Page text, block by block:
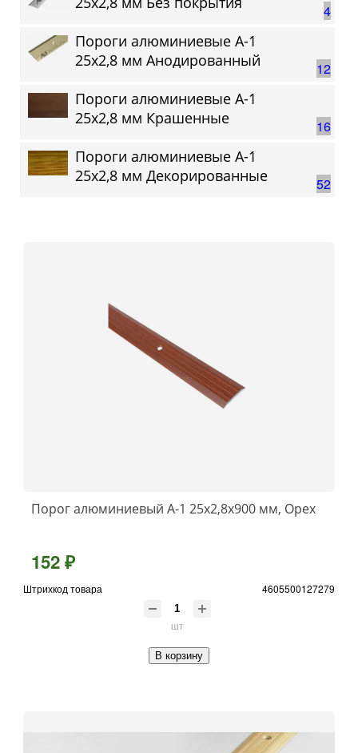
4
12
Пороги алюминиевые А-1
25х2,8 мм Анодированный
16
Пороги алюминиевые А-1
25х2,8 мм Крашенные
52
Пороги алюминиевые А-1
25х2,8 мм Декорированные
Порог алюминиевый А-1 25x2,8x900 мм, Орех
152 ₽
Штрихкод товара 4605500127279
шт
В корзину